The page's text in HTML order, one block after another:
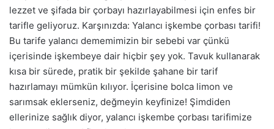
g
ö
n
d
e
r
m
e
lezzet ve şifada bir çorbayı hazırlayabilmesi için enfes bir
tarifle geliyoruz. Karşınızda: Yalancı işkembe çorbası tarifi!
Bu tarife yalancı dememimizin bir sebebi var çünkü
içerisinde işkembeye dair hiçbir şey yok. Tavuk kullanarak
kısa bir sürede, pratik bir şekilde şahane bir tarif
hazırlamayı mümkün kılıyor. İçerisine bolca limon ve
sarımsak eklerseniz, değmeyin keyfinize! Şimdiden
ellerinize sağlık diyor, yalancı işkembe çorbası tarifimize